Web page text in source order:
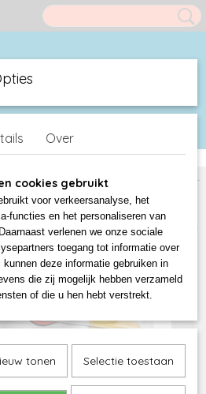
BUD Duck
NEW 3D Blister
MINI DUCKS in Blister>DELUXE MINI
Over
cookies gebruikt
voor verkeersanalyse, het
functies en het personaliseren van
verlenen we onze sociale
toegang tot informatie over
deze informatie gebruiken in
die zij mogelijk hebben verzameld
of die u hen hebt verstrekt.
tonen Selectie toestaan